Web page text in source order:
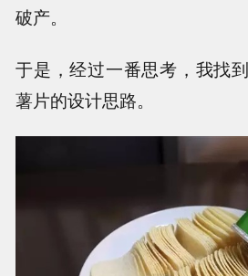
破产。
于是，经过一番思考，我找
薯片的设计思路。